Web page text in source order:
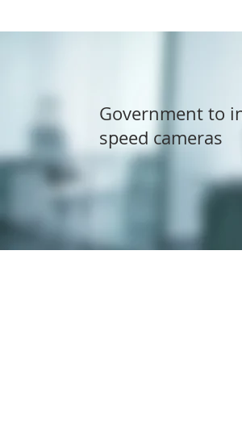
Government to
speed cameras